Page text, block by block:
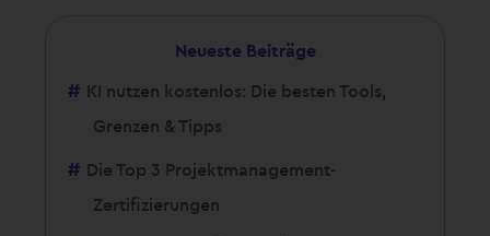
Neueste Beiträge
KI nutzen kostenlos: Die besten Tools,
Grenzen & Tipps
Die Top 3 Projektmanagement-
Zertifizierungen